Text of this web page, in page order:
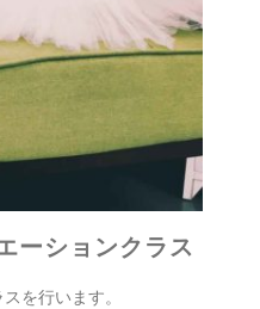
ーションクラス
を行います。